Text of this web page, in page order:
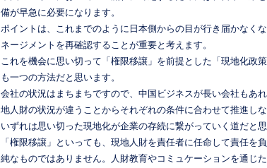
備が早急に必要になります。
ポイントは、これまでのように日本側からの目が行き届かなく
ネージメントを再確認することが重要と考えます。
これを機会に思い切って「権限移譲」を前提とした「現地化政
も一つの方法だと思います。
会社の状況はまちまちですので、中国ビジネスが長い会社もあ
地人財の状況が違うことからそれぞれの条件に合わせて推進しな
いずれは思い切った現地化が企業の存続に繋がっていく道だと思
「権限移譲」といっても、現地人財を責任者に任命して責任を
純なものではありません。人財教育やコミュケーションを通じ